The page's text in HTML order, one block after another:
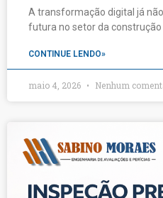
A transformação digital já
futura no setor da construção
CONTINUE LENDO»
maio 4, 2026 Nenhum